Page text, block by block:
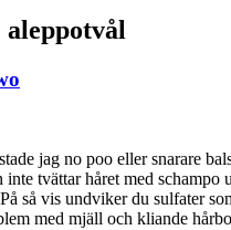
aleppotvål
jag no poo eller snarare
inte tvättar håret med schampo
så vis undviker du sulfater
med mjäll och kliande